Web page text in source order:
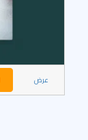
عرض